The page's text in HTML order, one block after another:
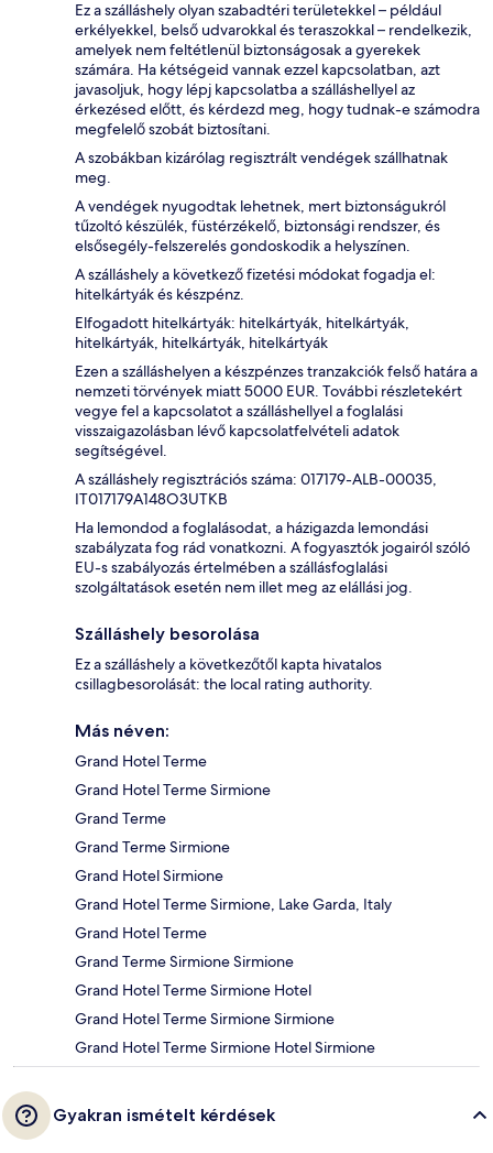
Ez a szálláshely olyan szabadtéri területekkel – például
erkélyekkel, belső udvarokkal és teraszokkal – rendelkezik,
amelyek nem feltétlenül biztonságosak a gyerekek
számára. Ha kétségeid vannak ezzel kapcsolatban, azt
javasoljuk, hogy lépj kapcsolatba a szálláshellyel az
érkezésed előtt, és kérdezd meg, hogy tudnak-e számodra
megfelelő szobát biztosítani.
A szobákban kizárólag regisztrált vendégek szállhatnak
meg.
A vendégek nyugodtak lehetnek, mert biztonságukról
tűzoltó készülék, füstérzékelő, biztonsági rendszer, és
elsősegély-felszerelés gondoskodik a helyszínen.
A szálláshely a következő fizetési módokat fogadja el:
hitelkártyák és készpénz.
Elfogadott hitelkártyák: hitelkártyák, hitelkártyák,
hitelkártyák, hitelkártyák, hitelkártyák
Ezen a szálláshelyen a készpénzes tranzakciók felső határa a
nemzeti törvények miatt 5000 EUR. További részletekért
vegye fel a kapcsolatot a szálláshellyel a foglalási
visszaigazolásban lévő kapcsolatfelvételi adatok
segítségével.
A szálláshely regisztrációs száma: 017179-ALB-00035,
IT017179A148O3UTKB
Ha lemondod a foglalásodat, a házigazda lemondási
szabályzata fog rád vonatkozni. A fogyasztók jogairól szóló
EU-s szabályozás értelmében a szállásfoglalási
szolgáltatások esetén nem illet meg az elállási jog.
Szálláshely besorolása
Ez a szálláshely a következőtől kapta hivatalos
csillagbesorolását: the local rating authority.
Más néven:
Grand Hotel Terme
Grand Hotel Terme Sirmione
Grand Terme
Grand Terme Sirmione
Grand Hotel Sirmione
Grand Hotel Terme Sirmione, Lake Garda, Italy
Grand Hotel Terme
Grand Terme Sirmione Sirmione
Grand Hotel Terme Sirmione Hotel
Grand Hotel Terme Sirmione Sirmione
Grand Hotel Terme Sirmione Hotel Sirmione
Gyakran ismételt kérdések